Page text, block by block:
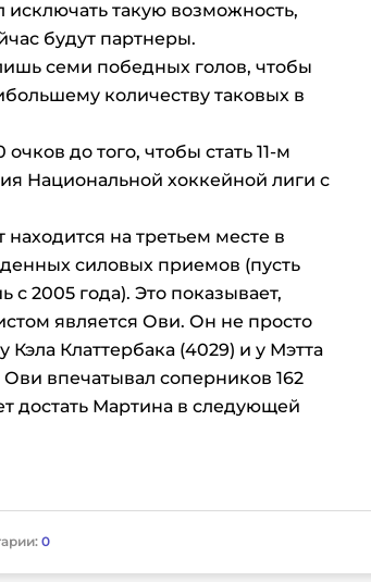
исключать такую возможность,
будут партнеры.
семи победных голов, чтобы
количеству таковых в
до того, чтобы стать 11-м
Национальной хоккейной лиги с
на третьем месте в
силовых приемов (пусть
с 2005 года). Это показывает,
является Ови. Он не просто
Клаттербака (4029) и у Мэтта
впечатывал соперников 162
достать Мартина в следующей
0